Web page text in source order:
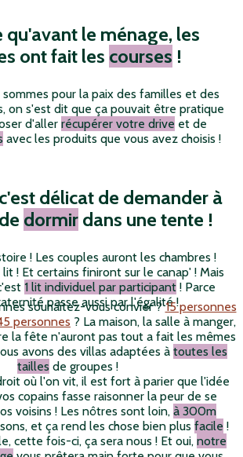
qu'avant le ménage, les
ont fait les courses !
pour la paix des familles et des
on s'est dit que ça pouvait être pratique
d'aller récupérer votre drive et de
avec les produits que vous avez choisis !
délicat de demander à
dormirdans une tente !
! Les couples auront les chambres !
lit ! Et certains finiront sur le canap' ! Mais
1 lit individuel par participant! Parce
passe aussi par l'égalité !
souhaitez-vous convier ?15 personnes
personnes ? La maison, la salle à manger,
la fête n'auront pas tout a fait les mêmes
avons des villas adaptées à toutes les
tailles de groupes !
où l'on vit, il est fort à parier que l'idée
copains fasse raisonner la peur de se
voisins ! Les nôtres sont loin, à 300m
et ça rend les chose bien plus facile !
cette fois-ci, ça sera nous ! Et oui, notre